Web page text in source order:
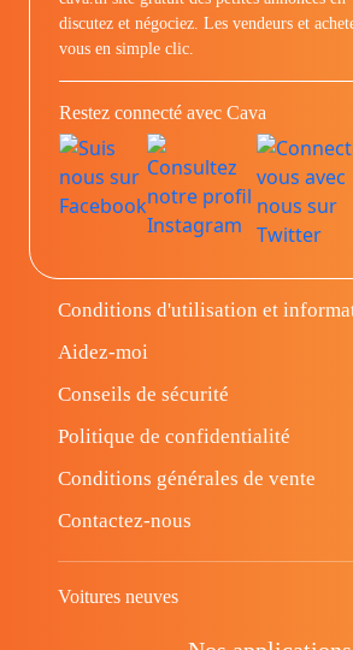
discutez et négociez. Les vendeurs et
vous en simple clic.
Restez connecté avec Cava
Conditions d'utilisation et
Aidez-moi
Conseils de sécurité
Politique de confidentialité
Conditions générales de vente
Contactez-nous
Voitures neuves